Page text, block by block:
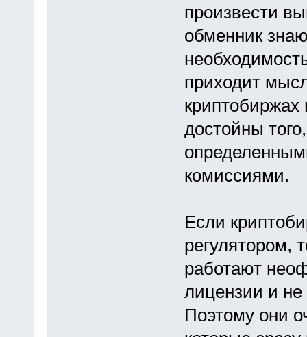
произвести
обменник
приходит
достойны
комиссиями.
Если
регулятором,
работают
лицензии и не
Поэтому они